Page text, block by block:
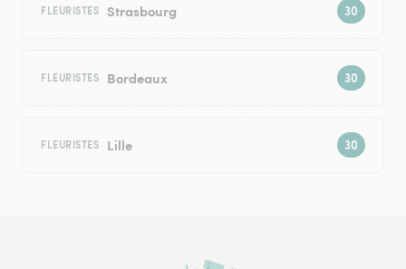
FLEURISTES Strasbourg
FLEURISTES Bordeaux
FLEURISTES Lille